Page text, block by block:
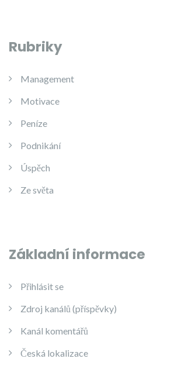
Rubriky
Management
Motivace
Peníze
Podnikání
Úspěch
Ze světa
Základní informace
Přihlásit se
Zdroj kanálů (příspěvky)
Kanál komentářů
Česká lokalizace